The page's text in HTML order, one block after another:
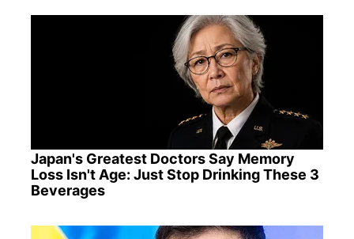
Japan's Greatest Doctors Say Memory
Loss Isn't Age: Just Stop Drinking These 3
Beverages